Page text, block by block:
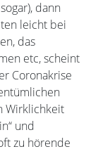
dann
leicht bei
das
etc, scheint
Coronakrise
Wirklichkeit
und
zu hörende